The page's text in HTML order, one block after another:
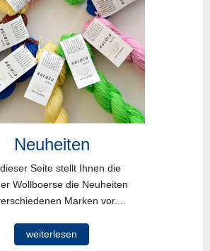
Neuheiten
Seite stellt Ihnen die
Wollboerse die Neuheiten
Marken vor....
weiterlesen